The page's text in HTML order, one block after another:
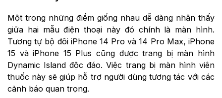
Một trong những điểm giống nhau dễ dàng nhận thấy
giữa hai mẫu điện thoại này đó chính là màn hình.
Tương tự bộ đôi iPhone 14 Pro và 14 Pro Max, iPhone
15 và iPhone 15 Plus cũng được trang bị màn hình
Dynamic Island độc đáo. Việc trang bị màn hình viên
thuốc này sẽ giúp hỗ trợ người dùng tương tác với các
cảnh báo quan trọng.